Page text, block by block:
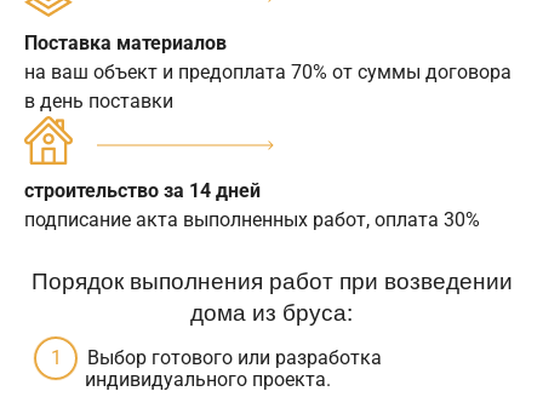
Поставка материалов
на ваш объект и предоплата 70% от суммы договора
в день поставки
строительство за 14 дней
подписание акта выполненных работ, оплата 30%
Порядок выполнения работ при возведении
дома из бруса:
Выбор готового или разработка
индивидуального проекта.